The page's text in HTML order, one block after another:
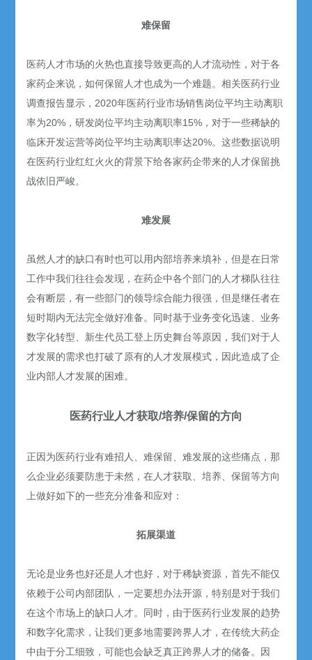
难保留
医药人才市场的火热也直接导致更高的人才流动性，对于各
家药企来说，如何保留人才也成为一个难题。相关医药行业
调查报告显示，2020年医药行业市场销售岗位平均主动离职
率为20%，研发岗位平均主动离职率15%，对于一些稀缺的
临床开发运营等岗位平均主动离职率达20%。这些数据说明
在医药行业红红火火的背景下给各家药企带来的人才保留挑
战依旧严峻。
难发展
虽然人才的缺口有时也可以用内部培养来填补，但是在日常
工作中我们往往会发现，在药企中各个部门的人才梯队往往
会有断层，有一些部门的领导综合能力很强，但是继任者在
短时期内无法完全做好准备。同时基于业务变化迅速、业务
数字化转型、新生代员工登上历史舞台等原因，我们对于人
才发展的需求也打破了原有的人才发展模式，因此造成了企
业内部人才发展的困难。
医药行业人才获取/培养/保留的方向
正因为医药行业有难招人、难保留、难发展的这些痛点，那
么企业必须要防患于未然，在人才获取、培养、保留等方向
上做好如下的一些充分准备和应对：
拓展渠道
无论是业务也好还是人才也好，对于稀缺资源，首先不能仅
依赖于公司内部团队，一定要想办法开源，特别是对于我们
在这个市场上的缺口人才。同时，由于医药行业发展的趋势
和数字化需求，让我们更多地需要跨界人才，在传统大药企
中由于分工细致，可能也会缺乏真正跨界人才的储备。因